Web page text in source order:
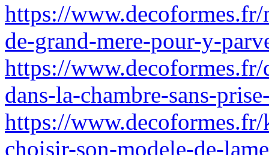
https://www.decoformes.fr/
de-grand-mere-pour-y-
https://
dans-la-chambre-sans-
https://
choisir-son-modele-de-